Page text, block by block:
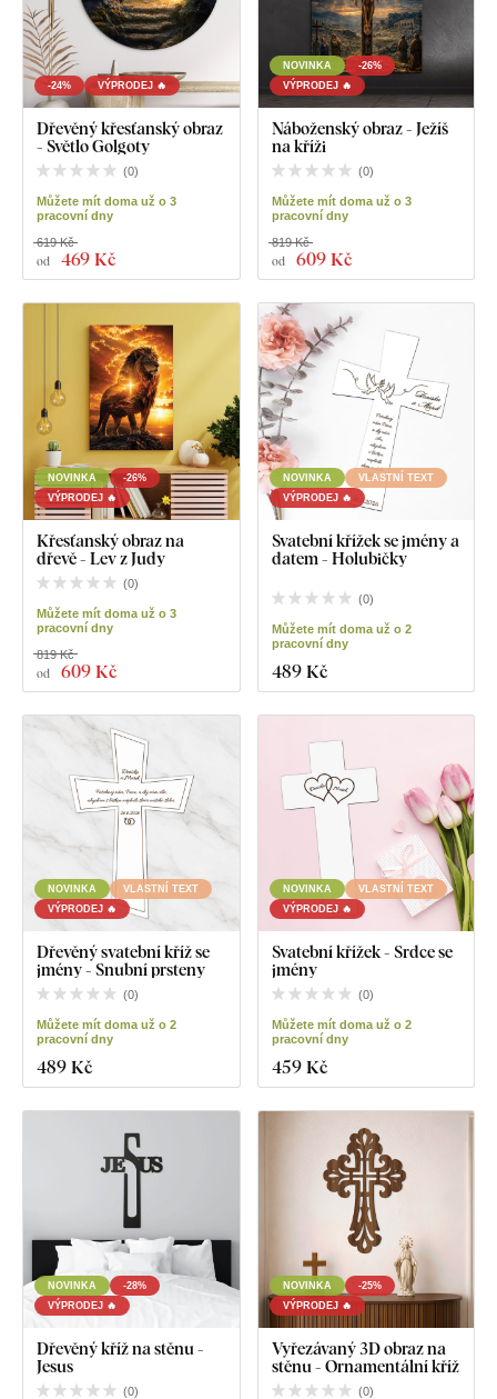
-24% VÝPRODEJ 🔥
Dřevěný křesťanský obraz
- Světlo Golgoty
(0)
Můžete mít doma už o 3
pracovní dny
od 469 Kč
619 Kč
NOVINKA
-26%
VÝPRODEJ 🔥
Náboženský obraz - Ježíš
na kříži
(0)
Můžete mít doma už o 3
pracovní dny
od 609 Kč
819 Kč
NOVINKA
-26%
VÝPRODEJ 🔥
Křesťanský obraz na
dřevě - Lev z Judy
(0)
Můžete mít doma už o 3
pracovní dny
od 609 Kč
819 Kč
NOVINKA
VLASTNÍ TEXT
VÝPRODEJ 🔥
Svatební křížek se jmény a
datem - Holubičky
(0)
Můžete mít doma už o 2
pracovní dny
489 Kč
NOVINKA
VLASTNÍ TEXT
VÝPRODEJ 🔥
Dřevěný svatební kříž se
jmény - Snubní prsteny
(0)
Můžete mít doma už o 2
pracovní dny
489 Kč
NOVINKA
VLASTNÍ TEXT
VÝPRODEJ 🔥
Svatební křížek - Srdce se
jmény
(0)
Můžete mít doma už o 2
pracovní dny
459 Kč
NOVINKA
-28%
VÝPRODEJ 🔥
Dřevěný kříž na stěnu -
Jesus
(0)
NOVINKA
-25%
VÝPRODEJ 🔥
Vyřezávaný 3D obraz na
stěnu - Ornamentální kříž
(0)